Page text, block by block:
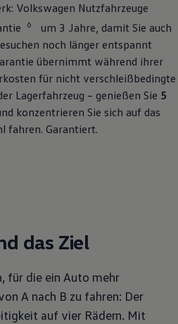
Volkswagen Nutzfahrzeuge
6
um 3 Jahre, damit Sie auch
noch länger entspannt
übernimmt während ihrer
für nicht verschleißbedingte
Lagerfahrzeug – genießen Sie 5
konzentrieren Sie sich auf das
fahren. Garantiert.
das Ziel
für die ein Auto mehr
A nach B zu fahren: Der
auf vier Rädern. Mit